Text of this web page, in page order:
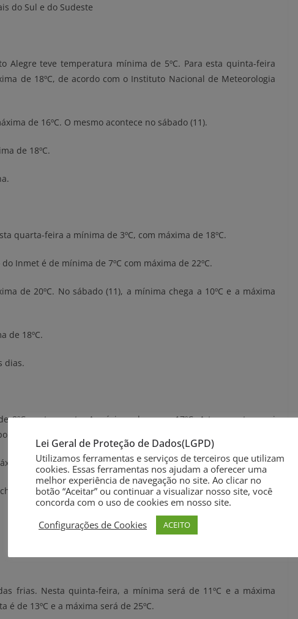
do Sul e do Sudeste
Alegre teve temperatura mínima de 5ºC. Para esta quinta-feira
de 18ºC, de acordo com o Instituto Nacional de Meteorologia
de 16ºC. O mesmo acontece no sábado (11).
de 18ºC.
quarta-feira a mínima de 3ºC, com máxima de 18ºC.
Inmet é de mínima de 7ºC com máxima de 22ºC.
de 20ºC. No sábado (11), a mínima chega a 10ºC e a máxima
de 18ºC.
dias.
8ºC nesta quarta. A máxima chegou a 17ºC. A temperatura cai
com mínima de 5ºC e máxima de 19ºC.
de 20ºC.
a 19ºC. No domingo, a mínima será de 13ºC, com máxima de
frias. Nesta quinta-feira, a mínima será de 11ºC e a máxima
é de 13ºC e a máxima será de 25ºC.
Lei Geral de Proteção de Dados(LGPD)
Utilizamos ferramentas e serviços de terceiros que utilizam
cookies. Essas ferramentas nos ajudam a oferecer uma
melhor experiência de navegação no site. Ao clicar no
botão “Aceitar” ou continuar a visualizar nosso site, você
concorda com o uso de cookies em nosso site.
Configurações de Cookies
ACEITO